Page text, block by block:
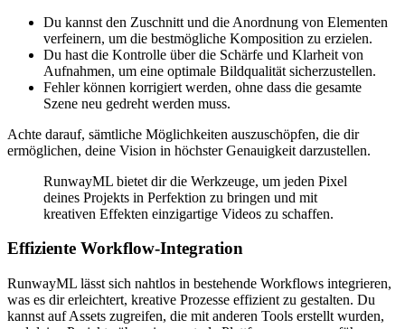
Du kannst den Zuschnitt und die Anordnung von Elementen
verfeinern, um die bestmögliche Komposition zu erzielen.
Du hast die Kontrolle über die Schärfe und Klarheit von
Aufnahmen, um eine optimale Bildqualität sicherzustellen.
Fehler können korrigiert werden, ohne dass die gesamte
Szene neu gedreht werden muss.
Achte darauf, sämtliche Möglichkeiten auszuschöpfen, die dir
ermöglichen, deine Vision in höchster Genauigkeit darzustellen.
RunwayML bietet dir die Werkzeuge, um jeden Pixel
deines Projekts in Perfektion zu bringen und mit
kreativen Effekten einzigartige Videos zu schaffen.
Effiziente Workflow-Integration
RunwayML lässt sich nahtlos in bestehende Workflows integrieren,
was es dir erleichtert, kreative Prozesse effizient zu gestalten. Du
kannst auf Assets zugreifen, die mit anderen Tools erstellt wurden,